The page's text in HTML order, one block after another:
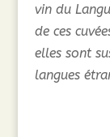
vin du
de ces
elles sont
langues